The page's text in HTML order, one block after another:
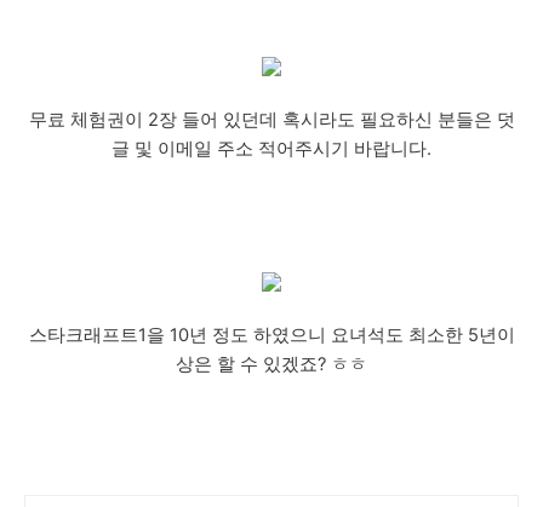
무료 체험권이 2장 들어 있던데 혹시라도 필요하신 분들은 덧
글 및 이메일 주소 적어주시기 바랍니다.
스타크래프트1을 10년 정도 하였으니 요녀석도 최소한 5년이
상은 할 수 있겠죠? ㅎㅎ